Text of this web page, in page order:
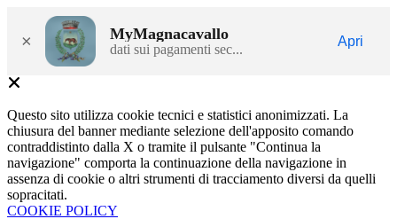
× MyMagnacavallo
dati sui pagamenti sec...
Apri
Questo sito utilizza cookie tecnici e statistici anonimizzati. La
chiusura del banner mediante selezione dell'apposito comando
contraddistinto dalla X o tramite il pulsante "Continua la
navigazione" comporta la continuazione della navigazione in
assenza di cookie o altri strumenti di tracciamento diversi da quelli
sopracitati.
COOKIE POLICY